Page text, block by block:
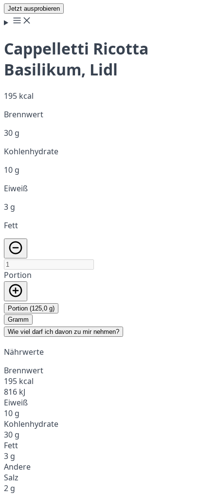
Jetzt ausprobieren
Cappelletti Ricotta
Basilikum, Lidl
195 kcal
Brennwert
30 g
Kohlenhydrate
10 g
Eiweiß
3 g
Fett
Portion
Portion (125,0 g)
Gramm
Wie viel darf ich davon zu mir nehmen?
Nährwerte
Brennwert
195 kcal
816 kJ
Eiweiß
10 g
Kohlenhydrate
30 g
Fett
3 g
Andere
Salz
2 g